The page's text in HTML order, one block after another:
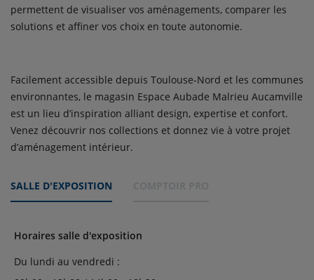
permettent de visualiser vos aménagements, comparer les
solutions et affiner vos choix en toute autonomie.
Facilement accessible depuis Toulouse-Nord et les communes
environnantes, le magasin Espace Aubade Malrieu Aucamville
est un lieu d’inspiration alliant design, expertise et confort.
Venez découvrir nos collections et donnez vie à votre projet
d’aménagement intérieur.
SALLE D'EXPOSITION
Horaires salle d'exposition
Du lundi au vendredi :